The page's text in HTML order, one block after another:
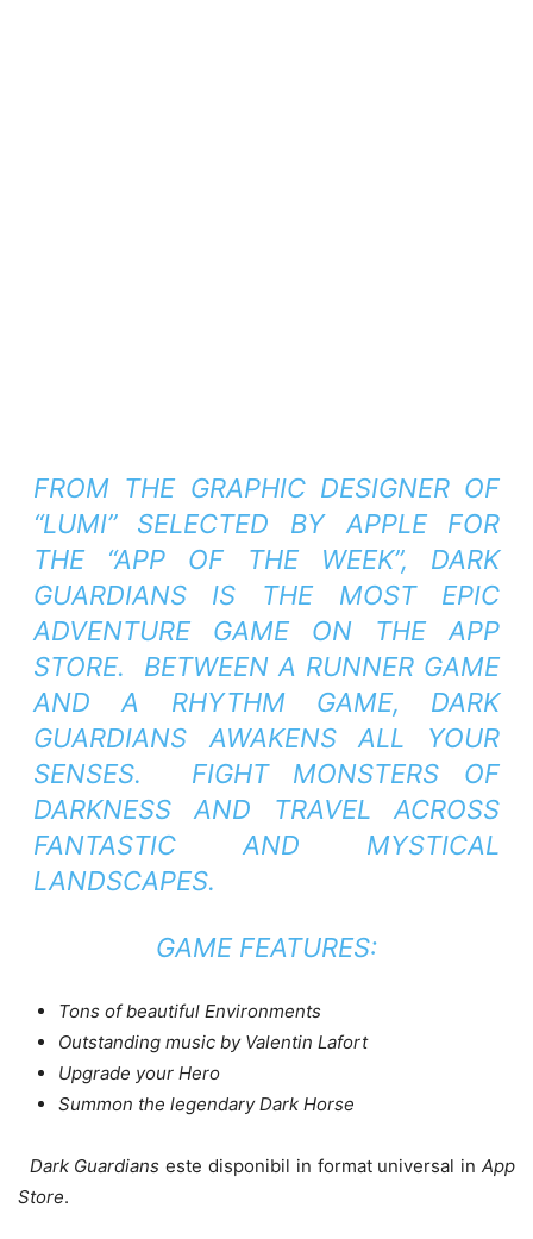
FROM THE GRAPHIC DESIGNER OF
“LUMI” SELECTED BY APPLE FOR
THE “APP OF THE WEEK”, DARK
GUARDIANS IS THE MOST EPIC
ADVENTURE GAME ON THE APP
STORE. BETWEEN A RUNNER GAME
AND A RHYTHM GAME, DARK
GUARDIANS AWAKENS ALL YOUR
SENSES. FIGHT MONSTERS OF
DARKNESS AND TRAVEL ACROSS
FANTASTIC AND MYSTICAL
LANDSCAPES.
GAME FEATURES:
Tons of beautiful Environments
Outstanding music by Valentin Lafort
Upgrade your Hero
Summon the legendary Dark Horse
Dark Guardians este disponibil in format universal inApp
Store.